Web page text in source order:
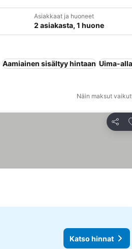
Asiakkaat ja huoneet
2 asiakasta, 1 huone
Aamiainen sisältyy hintaan Uima-
Näin maksut
Jaa
Katso hinnat